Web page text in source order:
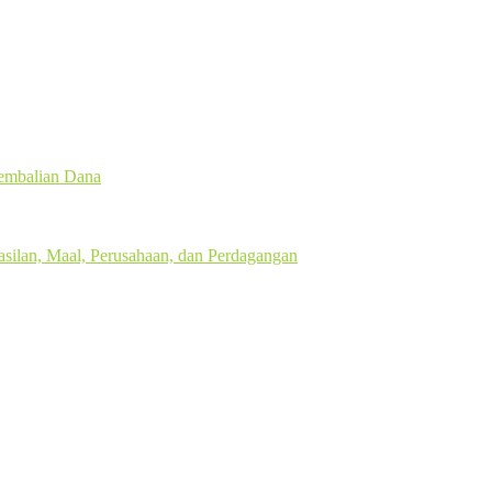
Dana
Maal, Perusahaan, dan Perdagangan